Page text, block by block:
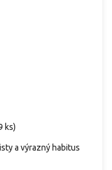
ks)
a výrazný habitus